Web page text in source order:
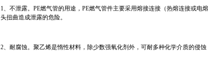
1、不泄露。PE燃气管的用途，PE燃气管件主要采用熔接连接（热熔连接或
头扭曲造成泄露的危险。
2、耐腐蚀。聚乙烯是惰性材料，除少数强氧化剂外，可耐多种化学介质的侵蚀